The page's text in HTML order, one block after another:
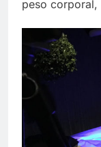
peso corporal,